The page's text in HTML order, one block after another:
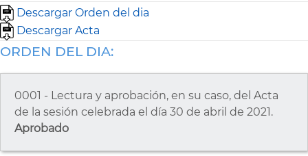
Descargar Orden del dia
Descargar Acta
ORDEN DEL DIA:
0001 - Lectura y aprobación, en su caso, del Acta
de la sesión celebrada el día 30 de abril de 2021.
Aprobado